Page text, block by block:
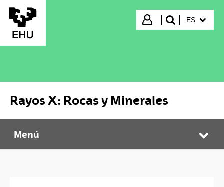
Saltar al contenido principal
Iniciar sesión
buscar"
ES
Rayos X: Rocas y Minerales
Rayos X: Rocas y Minerales
Menú